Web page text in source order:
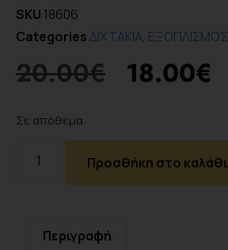
SKU 18606
CategoriesΔΙΧΤΑΚΙΑ, ΕΞΟΠΛΙΣΜΟΣ
20.00€ 18.00€
Σε απόθεμα
Προσθήκη στο καλάθι
Περιγραφή